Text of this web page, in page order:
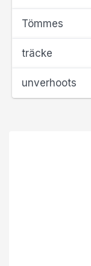
Tömmes
träcke
unverhoots